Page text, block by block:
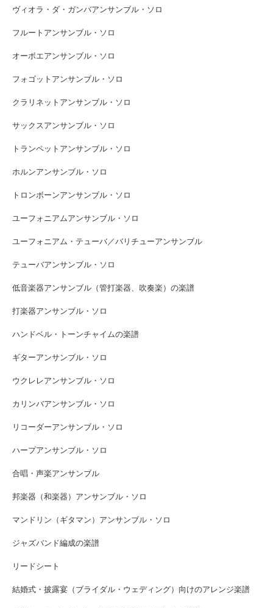
ヴィオラ・ダ・ガンバアンサンブル・ソロ
フルートアンサンブル・ソロ
オーボエアンサンブル・ソロ
フォゴットアンサンブル・ソロ
クラリネットアンサンブル・ソロ
サックスアンサンブル・ソロ
トランペットアンサンブル・ソロ
ホルンアンサンブル・ソロ
トロンボーンアンサンブル・ソロ
ユーフォニアムアンサンブル・ソロ
ユーフォニアム・テューバ／バリチューアンサンブル
テューバアンサンブル・ソロ
低音楽器アンサンブル（管打楽器、吹奏楽）の楽譜
打楽器アンサンブル・ソロ
ハンドベル・トーンチャイムの楽譜
ギターアンサンブル・ソロ
ウクレレアンサンブル・ソロ
カリンバアンサンブル・ソロ
リコーダーアンサンブル・ソロ
ハープアンサンブル・ソロ
合唱・声楽アンサンブル
邦楽器（和楽器）アンサンブル・ソロ
マンドリン（ギタマン）アンサンブル・ソロ
ジャズバンド編成の楽譜
リードシート
結婚式・披露宴（ブライダル・ウェディング）向けのアレンジ楽譜